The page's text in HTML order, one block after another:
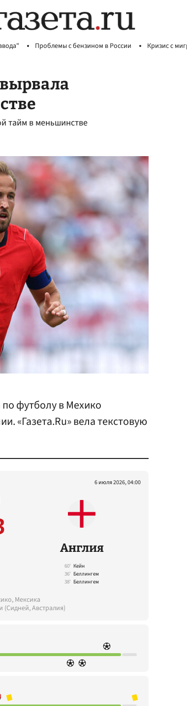
Проблемы с бензином в России Кризис с
тайм в меньшинстве
футболу в Мехико
«Газета.Ru» вела текстовую
6 июля 2026, 04:00
Англия
60' Кейн
36' Беллингем
38' Беллингем
Мексика
(Сидней, Австралия)